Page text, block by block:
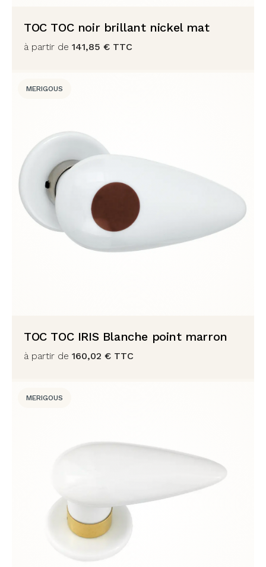
TOC TOC noir brillant nickel mat
à partir de 141,85 € TTC
MERIGOUS
TOC TOC IRIS Blanche point marron
à partir de 160,02 € TTC
MERIGOUS